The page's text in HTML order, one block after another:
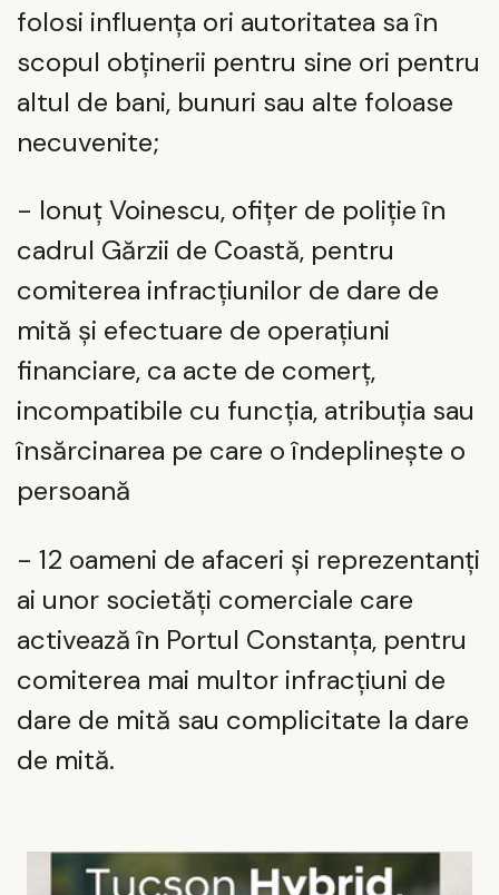
folosi influența ori autoritatea sa în
scopul obținerii pentru sine ori pentru
altul de bani, bunuri sau alte foloase
necuvenite;
- Ionuț Voinescu, ofițer de poliție în
cadrul Gărzii de Coastă, pentru
comiterea infracțiunilor de dare de
mită și efectuare de operațiuni
financiare, ca acte de comerț,
incompatibile cu funcția, atribuția sau
însărcinarea pe care o îndeplinește o
persoană
- 12 oameni de afaceri și reprezentanți
ai unor societăți comerciale care
activează în Portul Constanța, pentru
comiterea mai multor infracțiuni de
dare de mită sau complicitate la dare
de mită.